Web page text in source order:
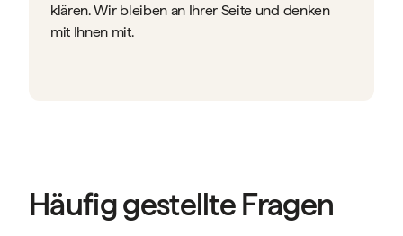
klären. Wir bleiben an Ihrer Seite und denken
mit Ihnen mit.
Häufig gestellte Fragen